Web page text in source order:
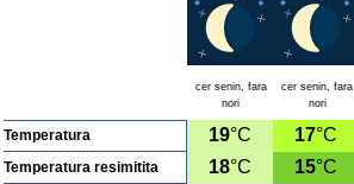
cer senin, fara
nori
cer senin, fara
nori
Temperatura 19°C 17°C
Temperatura resimitita 18°C 15°C